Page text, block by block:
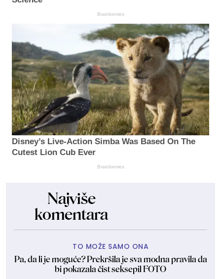
Brainberries
Disney’s Live-Action Simba Was Based On The
Cutest Lion Cub Ever
Brainberries
Najviše
komentara
TO MOŽE SAMO ONA
Pa, da li je moguće? Prekršila je sva modna pravila da
bi pokazala čist seksepil FOTO